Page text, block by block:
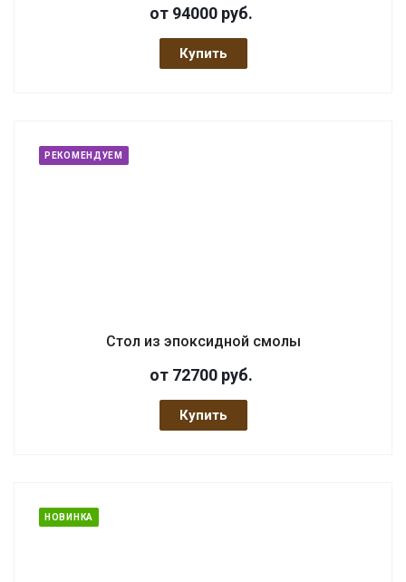
от 94000 руб.
Купить
РЕКОМЕНДУЕМ
Стол из эпоксидной смолы
от 72700 руб.
Купить
НОВИНКА